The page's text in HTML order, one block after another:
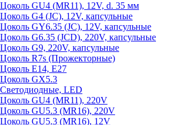
Цоколь GU4 (MR11), 12V, d. 35 мм
Цоколь G4 (JC), 12V, капсульные
Цоколь GY6.35 (JC), 12V, капсульные
Цоколь G6.35 (JCD), 220V, капсульные
Цоколь G9, 220V, капсульные
Цоколь R7s (Прожекторные)
Цоколь E14, E27
Цоколь GX5.3
Светодиодные, LED
Цоколь GU4 (MR11), 220V
Цоколь GU5.3 (MR16), 220V
Цоколь GU5.3 (MR16), 12V